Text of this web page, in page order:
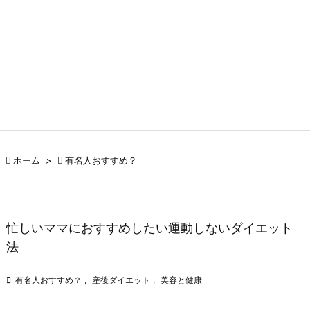
 ホーム >  有名人おすすめ？
忙しいママにおすすめしたい運動しないダイエット
法
 有名人おすすめ？ , 産後ダイエット , 美容と健康